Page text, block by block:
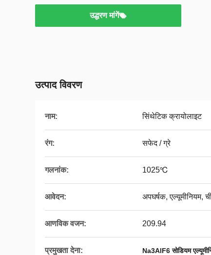
उद्धरण मांगें
उत्पाद विवरण
नाम: सिंथेटिक क्रायोलाइट
रंग: सफेद / ग्रे
गलनांक: 1025℃
आवेदन: अपघर्षक, एल्यूमीनियम,
आणविक वजन: 209.94
प्रमुखता देना: Na3AlF6 सोडियम